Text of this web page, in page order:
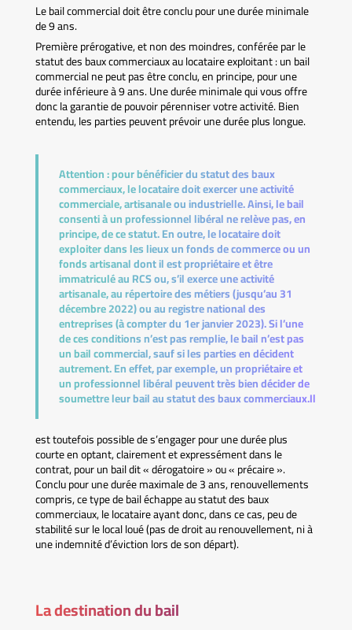
Le bail commercial doit être conclu pour une durée minimale
de 9 ans.
Première prérogative, et non des moindres, conférée par le
statut des baux commerciaux au locataire exploitant : un bail
commercial ne peut pas être conclu, en principe, pour une
durée inférieure à 9 ans. Une durée minimale qui vous offre
donc la garantie de pouvoir pérenniser votre activité. Bien
entendu, les parties peuvent prévoir une durée plus longue.
Attention :pour bénéficier du statut des baux
commerciaux, le locataire doit exercer une activité
commerciale, artisanale ou industrielle. Ainsi, le bail
consenti à un professionnel libéral ne relève pas, en
principe, de ce statut. En outre, le locataire doit
exploiter dans les lieux un fonds de commerce ou un
fonds artisanal dont il est propriétaire et être
immatriculé au RCS ou, s’il exerce une activité
artisanale, au répertoire des métiers (jusqu’au 31
décembre 2022) ou au registre national des
entreprises (à compter du 1er janvier 2023). Si l’une
de ces conditions n’est pas remplie, le bail n’est pas
un bail commercial, sauf si les parties en décident
autrement. En effet, par exemple, un propriétaire et
un professionnel libéral peuvent très bien décider de
soumettre leur bail au statut des baux commerciaux.Il
est toutefois possible de s’engager pour une durée plus
courte en optant, clairement et expressément dans le
contrat, pour un bail dit « dérogatoire » ou « précaire ».
Conclu pour une durée maximale de 3 ans, renouvellements
compris, ce type de bail échappe au statut des baux
commerciaux, le locataire ayant donc, dans ce cas, peu de
stabilité sur le local loué (pas de droit au renouvellement, ni à
une indemnité d’éviction lors de son départ).
La destination du bail